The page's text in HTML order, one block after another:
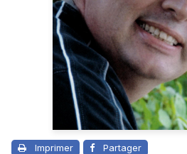
Imprimer Partager